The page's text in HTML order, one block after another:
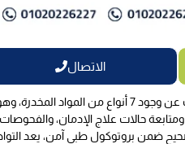
الاتصال
هو فحص مخبري سريع وشامل يجرى على عينة البول
حالات علاج الإدمان، والفحوصات
ضمن بروتوكول طبي آمن، يعد